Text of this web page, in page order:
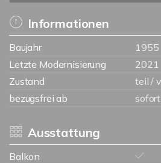
Informationen
Baujahr
1955
Letzte Modernisierung
2021
Zustand
teil /
bezugsfrei ab
sofort
Ausstattung
Balkon